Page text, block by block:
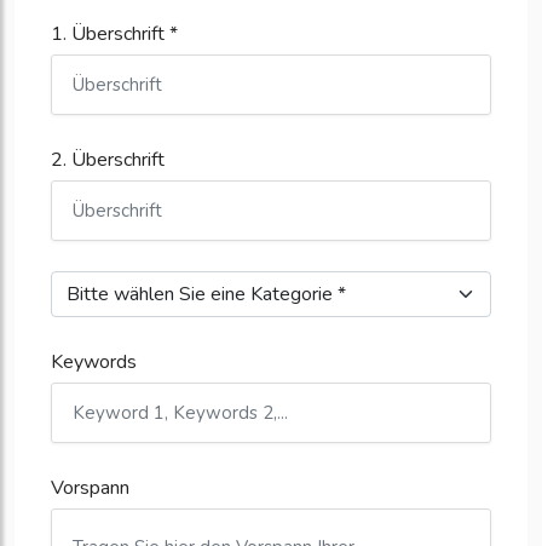
1. Überschrift *
2. Überschrift
Keywords
Vorspann